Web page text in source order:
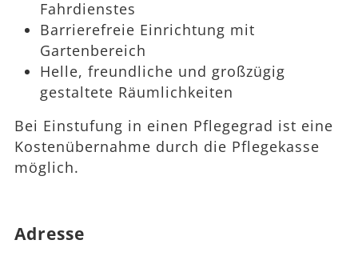
Fahrdienstes
Barrierefreie Einrichtung mit
Gartenbereich
Helle, freundliche und großzügig
gestaltete Räumlichkeiten
Bei Einstufung in einen Pflegegrad ist eine
Kostenübernahme durch die Pflegekasse
möglich.
Adresse